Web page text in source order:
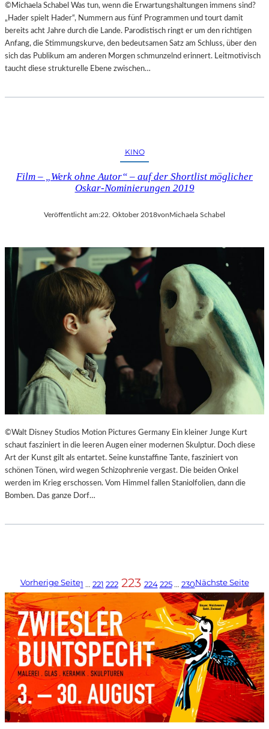
©Michaela Schabel Was tun, wenn die Erwartungshaltungen immens sind?
„Hader spielt Hader“, Nummern aus fünf Programmen und tourt damit
bereits acht Jahre durch die Lande. Parodistisch ringt er um den richtigen
Anfang, die Stimmungskurve, den bedeutsamen Satz am Schluss, über den
sich das Publikum am anderen Morgen schmunzelnd erinnert. Leitmotivisch
taucht diese strukturelle Ebene zwischen…
KINO
Film – „Werk ohne Autor“ – auf der Shortlist möglicher
Oskar-Nominierungen 2019
Veröffentlicht am:22. Oktober 2018vonMichaela Schabel
©Walt Disney Studios Motion Pictures Germany Ein kleiner Junge Kurt
schaut fasziniert in die leeren Augen einer modernen Skulptur. Doch diese
Art der Kunst gilt als entartet. Seine kunstaffine Tante, fasziniert von
schönen Tönen, wird wegen Schizophrenie vergast. Die beiden Onkel
werden im Krieg erschossen. Vom Himmel fallen Staniolfolien, dann die
Bomben. Das ganze Dorf…
Vorherige Seite1 … 221 222 223 224 225 … 230Nächste Seite